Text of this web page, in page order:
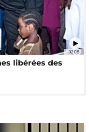
02:08
libérées des